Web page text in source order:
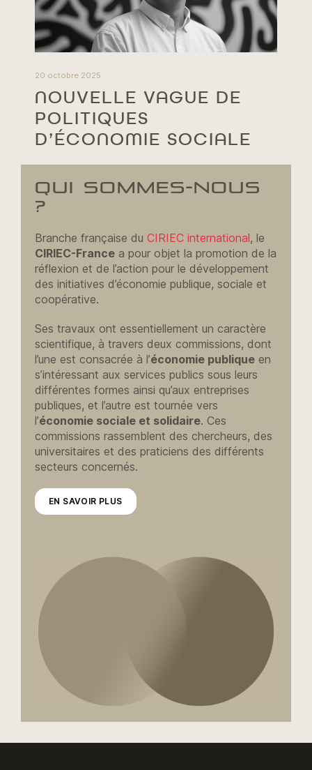
20 octobre 2025
NOUVELLE VAGUE DE
POLITIQUES
D’ÉCONOMIE SOCIALE
QUI SOMMES-NOUS
?
Branche française du CIRIEC international, le
CIRIEC-France a pour objet la promotion de la
réflexion et de l’action pour le développement
des initiatives d’économie publique, sociale et
coopérative.
Ses travaux ont essentiellement un caractère
scientifique, à travers deux commissions, dont
l’une est consacrée à l’économie publique en
s’intéressant aux services publics sous leurs
différentes formes ainsi qu’aux entreprises
publiques, et l’autre est tournée vers
l’économie sociale et solidaire. Ces
commissions rassemblent des chercheurs, des
universitaires et des praticiens des différents
secteurs concernés.
EN SAVOIR PLUS